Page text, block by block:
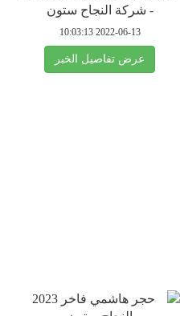
- شركة النجاح ستون
2022-06-13 10:03:13
عرض تفاصيل الخبر